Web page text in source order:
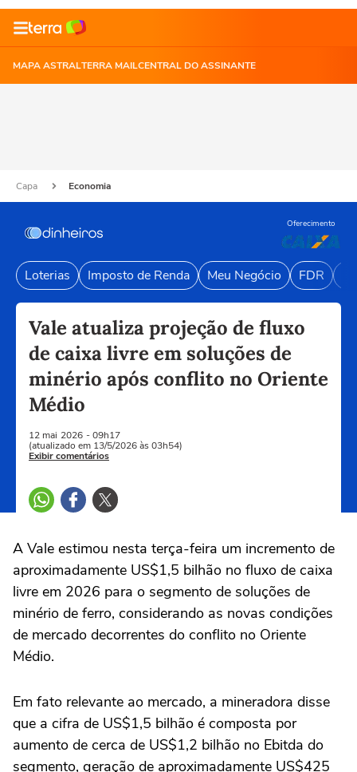
MAPA ASTRALTERRA MAILCENTRAL DO ASSINANTE
Capa Economia
Oferecimento
Loterias Imposto de Renda Meu Negócio FDR
Vale atualiza projeção de fluxo
de caixa livre em soluções de
minério após conflito no Oriente
Médio
12 mai 2026 - 09h17
(atualizado em 13/5/2026 às 03h54)
Exibir comentários
A ‌Vale estimou nesta terça-feira um incremento de
aproximadamente US$1,5 bilhão no fluxo de caixa
livre ⁠em 2026 para ‌o segmento de soluções de
minério ‌de ferro, considerando ‌as novas ⁠condições
de mercado decorrentes do conflito no Oriente
Médio.
Em fato relevante ao mercado, a mineradora ‌disse
que a cifra ‌de US$1,5 ⁠bilhão ⁠é composta por
aumento ⁠de cerca ‌de ‌US$1,2 bilhão no Ebitda do
segmento, geração de aproximadamente US$425